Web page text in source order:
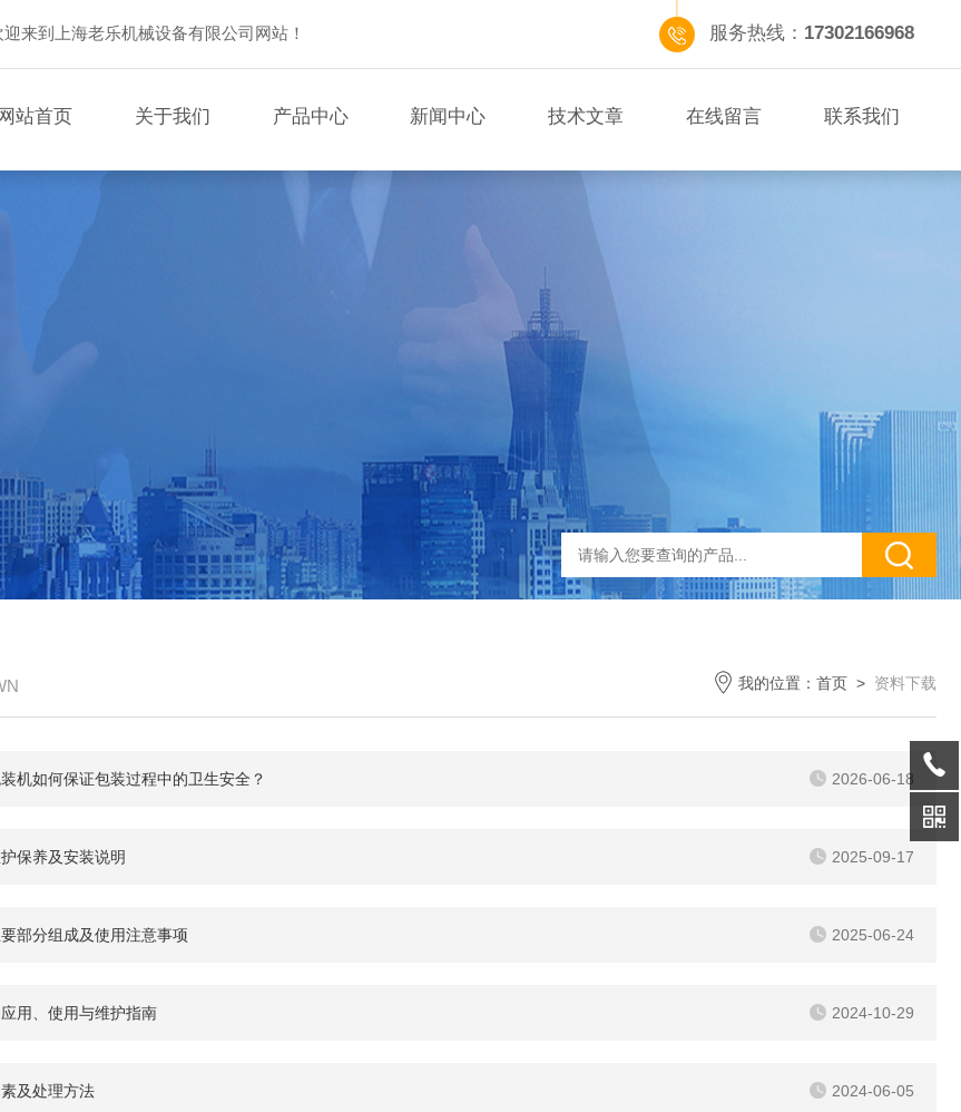
迎来到上海老乐机械设备有限公司网站！ 服务热线： 17302166968
网站首页 关于我们 产品中心 新闻中心 技术文章 在线留言 联系我们
我的位置： 首页 > 资料下载
机如何保证包装过程中的卫生安全？ 2026-06-18
保养及安装说明 2025-09-17
部分组成及使用注意事项 2025-06-24
用、使用与维护指南 2024-10-29
及处理方法 2024-06-05